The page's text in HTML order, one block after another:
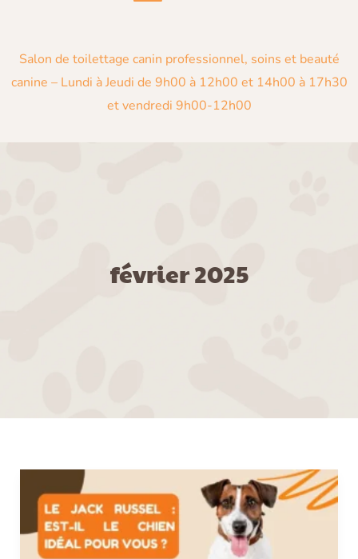
Salon de toilettage canin professionnel, soins et beauté
canine – Lundi à Jeudi de 9h00 à 12h00 et 14h00 à 17h30
et vendredi 9h00-12h00
février 2025
Jack
Russel
: